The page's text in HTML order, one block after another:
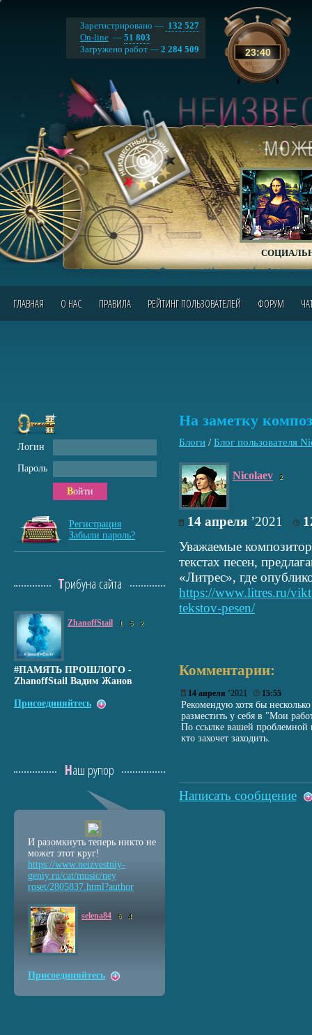
23:40
Зарегистрировано — 132 527
On-line — 51 803
Загружено работ — 2 284 509
ГЛАВНАЯ О НАС ПРАВИЛА РЕЙТИНГ ПОЛЬЗОВАТЕЛЕЙ ФОРУМ
На заметку
Блоги / Блог пользователя
Nicolaev 2
14 апреля ’2021
Уважаемые
текстах песен,
«Литрес», где
https://www.litres.ru/
tekstov-pesen/
Комментарии:
14 апреля ’2021 15:55
Рекомендую хотя бы несколько
разместить у себя в "Мои
По ссылке вашей проблемной
кто захочет заходить.
Написать сообщение
Логин
Пароль
Войти
Регистрация
Забыли пароль?
Трибуна сайта
ZhanoffStail 1 5 2
#ПАМЯТЬ ПРОШЛОГО -
ZhanoffStail Вадим Жанов
Присоединяйтесь
Наш рупор
И разомкнуть теперь никто не
может этот круг!
https://www.neizvestniy-
geniy.ru/cat/music/ney
roset/2805837.html?author
selena84 6 4
Присоединяйтесь